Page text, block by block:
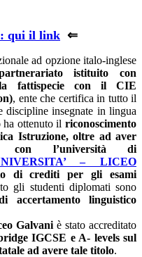
qui il link ⇐
ad opzione italo-inglese
istituito con
fattispecie con il CIE
, ente che certifica in tutto il
discipline insegnate in lingua
ha ottenuto il riconoscimento
Istruzione, oltre ad aver
con l’università di
– LICEO
di crediti per gli esami
gli studenti diplomati sono
accertamento linguistico
Galvaniè stato accreditato
IGCSE e A- levels sul
ad avere tale titolo.